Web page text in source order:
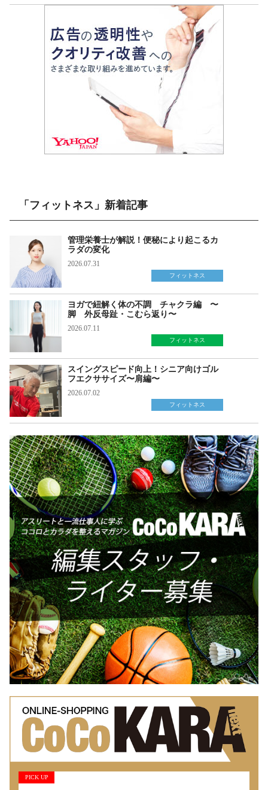
「フィットネス」新着記事
管理栄養士が解説！便秘により起こるカ
ラダの変化
2026.07.31
フィットネス
ヨガで紐解く体の不調 チャクラ編 〜
脚 外反母趾・こむら返り〜
2026.07.11
フィットネス
スイングスピード向上！シニア向けゴル
フエクササイズ〜肩編〜
2026.07.02
フィットネス
PICK UP